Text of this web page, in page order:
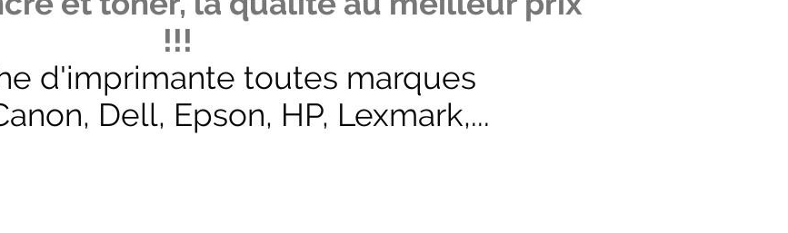
!!!
d'imprimante toutes marques
Dell, Epson, HP, Lexmark,...